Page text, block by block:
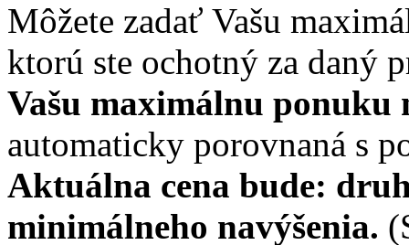
Môžete zadať Vašu
ktorú ste ochotný za daný
Vašu maximálnu
automaticky porovnaná s
Aktuálna cena bude:
minimálneho navýšenia.